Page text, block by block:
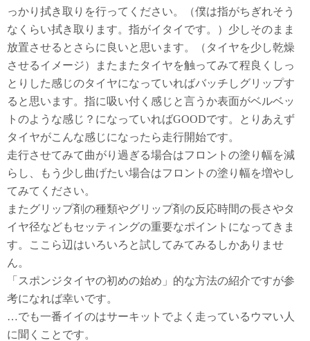
っかり拭き取りを行ってください。（僕は指がちぎれそう
なくらい拭き取ります。指がイタイです。）少しそのまま
放置させるとさらに良いと思います。（タイヤを少し乾燥
させるイメージ）またまたタイヤを触ってみて程良くしっ
とりした感じのタイヤになっていればバッチしグリップす
ると思います。指に吸い付く感じと言うか表面がベルベッ
トのような感じ？になっていればGOODです。とりあえず
タイヤがこんな感じになったら走行開始です。
走行させてみて曲がり過ぎる場合はフロントの塗り幅を減
らし、もう少し曲げたい場合はフロントの塗り幅を増やし
てみてください。
またグリップ剤の種類やグリップ剤の反応時間の長さやタ
イヤ径などもセッティングの重要なポイントになってきま
す。ここら辺はいろいろと試してみてみるしかありませ
ん。
「スポンジタイヤの初めの始め」的な方法の紹介ですが参
考になれば幸いです。
…でも一番イイのはサーキットでよく走っているウマい人
に聞くことです。